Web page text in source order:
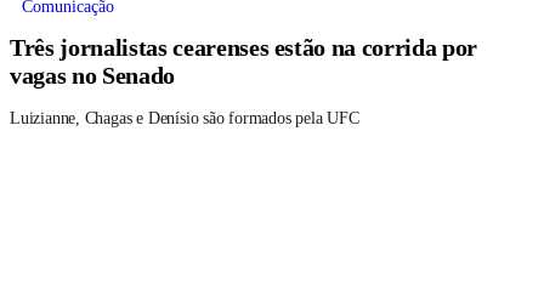
Comunicação
Três jornalistas cearenses estão na corrida por
vagas no Senado
Luizianne, Chagas e Denísio são formados pela UFC